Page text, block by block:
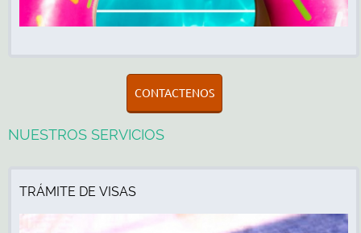
CONTACTENOS
NUESTROS SERVICIOS
TRÁMITE DE VISAS